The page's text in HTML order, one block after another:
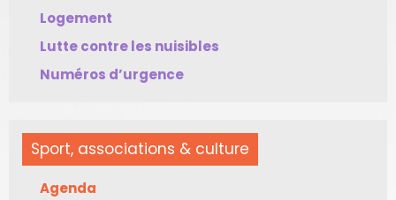
Logement
Lutte contre les nuisibles
Numéros d’urgence
Sport, associations & culture
Agenda